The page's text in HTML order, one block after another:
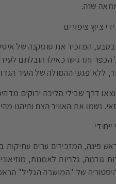
שנה.
ציוץ ציפורים
המזכיר את טוסקנה של
ותרגישו כאילו הובלתם
ללא פגעי ההמולה של העיר
דרך שבילי הליכה ירוקים
נשמו את האוויר הצח
פינה, המזכירים ערים
גורמה, גלריות לאמנות,
של "המושבה הגליל"